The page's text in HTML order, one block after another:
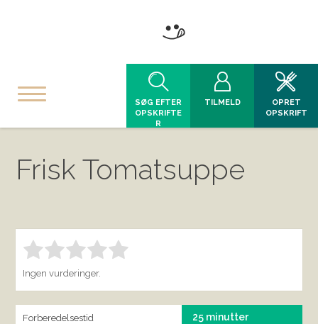
SØG EFTER
OPSKRIFTE
R
TILMELD
OPRET
OPSKRIFT
Frisk Tomatsuppe
Bedøm denne vare: 1.00
Ingen vurderinger.
Forberedelsestid 25 minutter